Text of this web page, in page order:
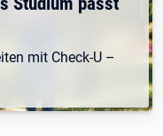
mit Check-U –